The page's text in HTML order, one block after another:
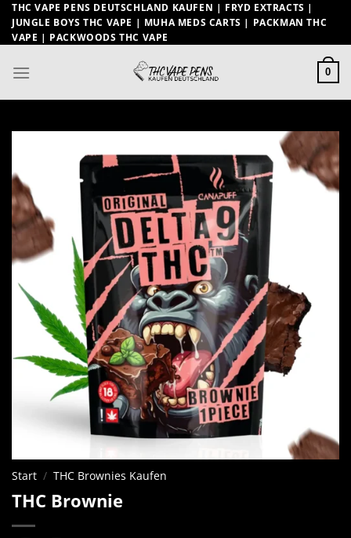
Zum
Inhalt
springen
THC VAPE PENS DEUTSCHLAND KAUFEN | FRYD EXTRACTS |
JUNGLE BOYS THC VAPE | MUHA MEDS CARTS | PACKMAN THC
VAPE | PACKWOODS THC VAPE
0
Start / THC Brownies Kaufen
THC Brownie